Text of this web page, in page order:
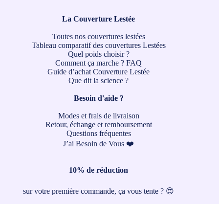
La Couverture Lestée
Toutes nos couvertures lestées
Tableau comparatif des couvertures Lestées
Quel poids choisir ?
Comment ça marche ? FAQ
Guide d’achat Couverture Lestée
Que dit la science ?
Besoin d'aide ?
Modes et frais de livraison
Retour, échange et remboursement
Questions fréquentes
J’ai Besoin de Vous ❤️
10% de réduction
sur votre première commande, ça vous tente ? 😍